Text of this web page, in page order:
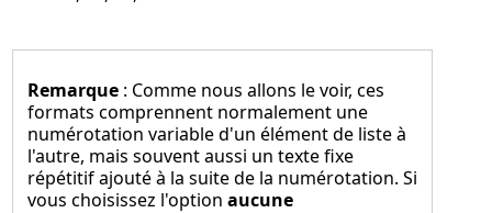
Remarque : Comme nous allons le voir, ces
formats comprennent normalement une
numérotation variable d'un élément de liste à
l'autre, mais souvent aussi un texte fixe
répétitif ajouté à la suite de la numérotation. Si
vous choisissez l'option aucune